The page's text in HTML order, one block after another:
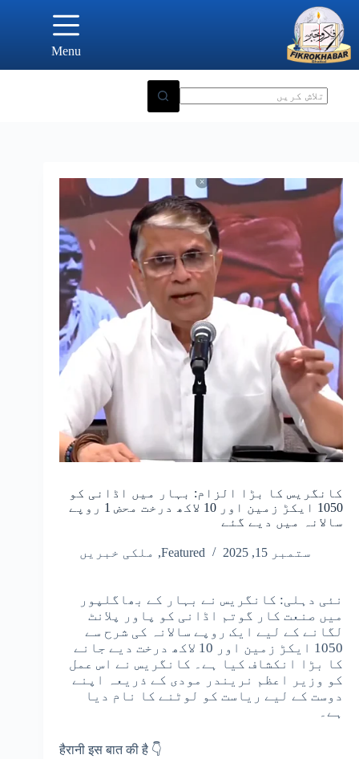
content
Menu
کانگریس کا بڑا الزام: بہار میں اڈانی کو
1050 ایکڑ زمین اور 10 لاکھ درخت محض 1 روپے
سالانہ میں دیے گئے
ستمبر 15, 2025 Featured
, ملکی خبریں
نئی دہلی: کانگریس نے بہار کے بھاگلپور
میں صنعت کار گوتم اڈانی کو پاور پلانٹ
لگانے کے لیے ایک روپے سالانہ کی شرح سے
1050 ایکڑ زمین اور 10 لاکھ درخت دیے جانے
کا بڑا انکشاف کیا ہے۔ کانگریس نے اس عمل
کو وزیر اعظم نریندر مودی کے ذریعہ اپنے
دوست کے لیے ریاست کو لوٹنے کا نام دیا
ہے۔
हैरानी इस बात की है 👇